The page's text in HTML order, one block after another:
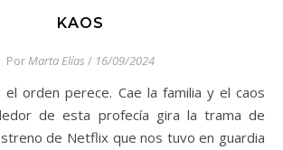
KAOS
PorMarta Elías / 16/09/2024
de esta profecía gira la trama de
de Netflix que nos tuvo en guardia